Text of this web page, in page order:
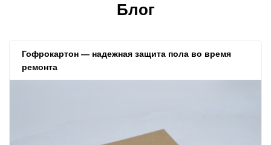
Блог
Гофрокартон — надежная защита пола во время
ремонта